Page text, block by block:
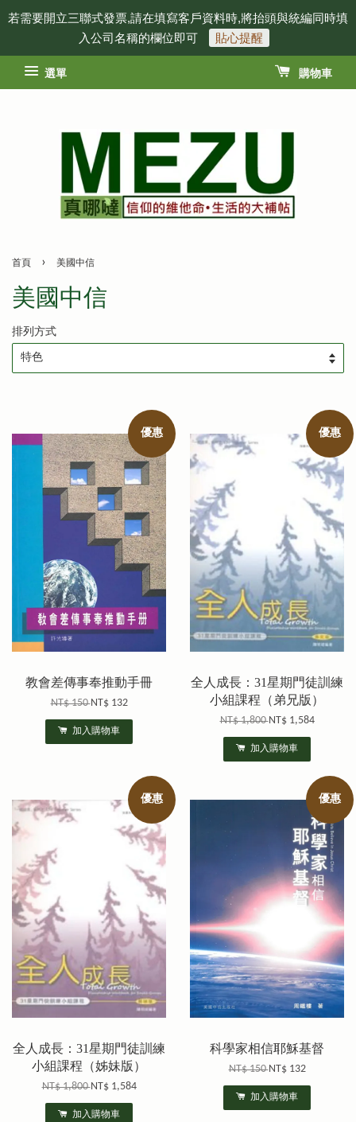
若需要開立三聯式發票,請在填寫客戶資料時,將抬頭與統編同時填
入公司名稱的欄位即可
貼心提醒
選單 購物車
首頁 › 美國中信
美國中信
排列方式
優惠
教會差傳事奉推動手冊
NT$ 150NT$ 132
加入購物車
優惠
全人成長：31星期門徒訓練
小組課程（弟兄版）
NT$ 1,800NT$ 1,584
加入購物車
優惠
全人成長：31星期門徒訓練
小組課程（姊妹版）
NT$ 1,800NT$ 1,584
加入購物車
優惠
科學家相信耶穌基督
NT$ 150NT$ 132
加入購物車